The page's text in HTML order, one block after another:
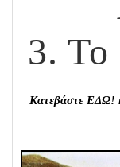
3.
Κατεβάστε ΕΔΩ!